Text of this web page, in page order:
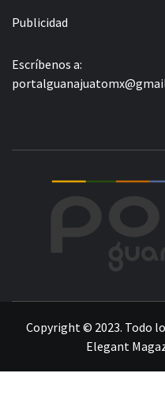
Publicidad
Escríbenos a:
Copyright © 2023. Todo
Elegant